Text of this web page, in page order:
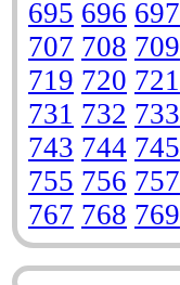
695 696 697
707 708 709
719 720 721
731 732 733
743 744 745
755 756 757
767 768 769